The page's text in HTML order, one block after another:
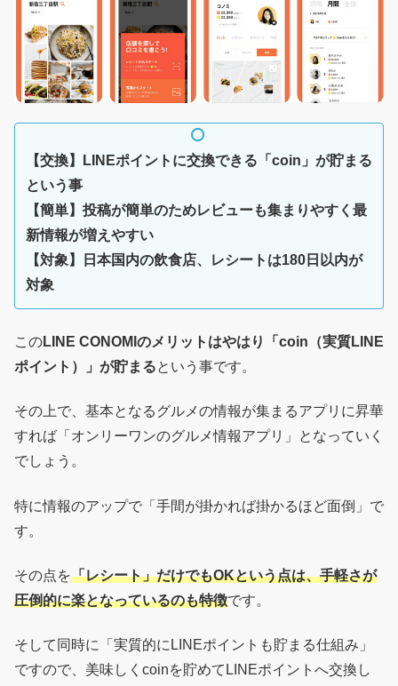
【交換】LINEポイントに交換できる「coin」が貯まる
という事
【簡単】投稿が簡単のためレビューも集まりやすく最
新情報が増えやすい
【対象】日本国内の飲食店、レシートは180日以内が
対象
このLINE CONOMIのメリットはやはり「coin（実質LINE
ポイント）」が貯まるという事です。
その上で、基本となるグルメの情報が集まるアプリに昇華
すれば「オンリーワンのグルメ情報アプリ」となっていく
でしょう。
特に情報のアップで「手間が掛かれば掛かるほど面倒」で
す。
その点を「レシート」だけでもOKという点は、手軽さが
圧倒的に楽となっているのも特徴です。
そして同時に「実質的にLINEポイントも貯まる仕組み」
ですので、美味しくcoinを貯めてLINEポイントへ交換し